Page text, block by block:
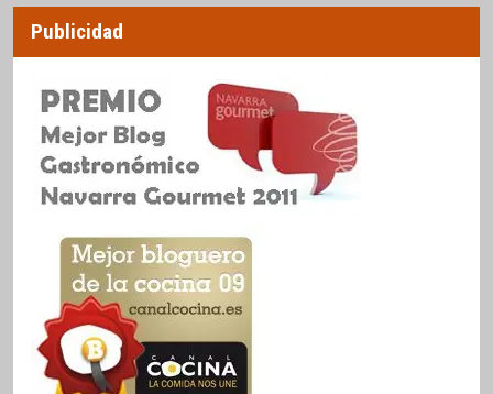
Publicidad